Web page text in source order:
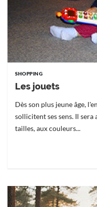
SHOPPING
Les jouets
Dès son plus jeune âge,
sollicitent ses sens. Il
tailles, aux couleurs...